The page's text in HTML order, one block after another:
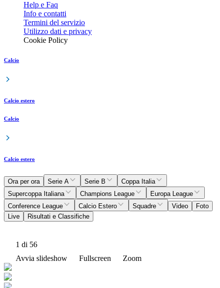
Help e Faq
Info e contatti
Termini del servizio
Utilizzo dati e privacy
Cookie Policy
Calcio
Calcio estero
Calcio
Calcio estero
Ora per ora Serie A Serie B
Coppa Italia
Supercoppa Italiana
Champions League
Europa League
Conference League
Calcio Estero Squadre Video
Foto
Live
Risultati e Classifiche
1 di 56
Avvia slideshow
Fullscreen Zoom